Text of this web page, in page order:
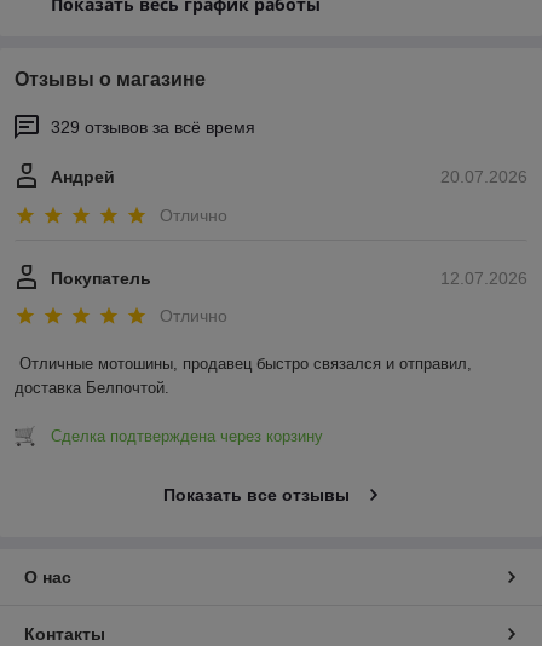
Показать весь график работы
Отзывы о магазине
329 отзывов за всё время
20.07.2026
Андрей
Отлично
12.07.2026
Покупатель
Отлично
Отличные мотошины, продавец быстро связался и отправил,
доставка Белпочтой.
Сделка подтверждена через корзину
Показать все отзывы
О нас
Контакты